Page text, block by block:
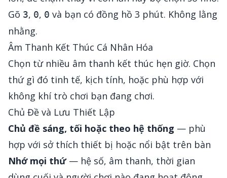
Gõ 3, 0, 0 và bạn có đồng hồ 3 phút. Không lằng
nhằng.
Âm Thanh Kết Thúc Cá Nhân Hóa
Chọn từ nhiều âm thanh kết thúc hẹn giờ. Chọn
thứ gì đó tinh tế, kịch tính, hoặc phù hợp với
không khí trò chơi bạn đang chơi.
Chủ Đề và Lưu Thiết Lập
Chủ đề sáng, tối hoặc theo hệ thống — phù
hợp với sở thích thiết bị hoặc nổi bật trên bàn
Nhớ mọi thứ— hệ số, âm thanh, thời gian